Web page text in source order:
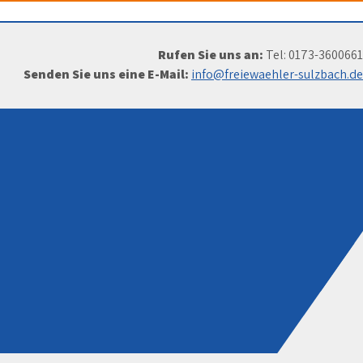
Rufen Sie uns an: Tel: 0173-3600661
Senden Sie uns eine E-Mail: info@freiewaehler-sulzbach.de